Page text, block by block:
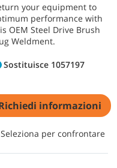
your equipment to
performance with
OEM Steel Drive Brush
Weldment.
Sostituisce 1057197
informazioni
Seleziona per confrontare